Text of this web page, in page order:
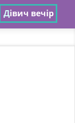
Дівич вечір